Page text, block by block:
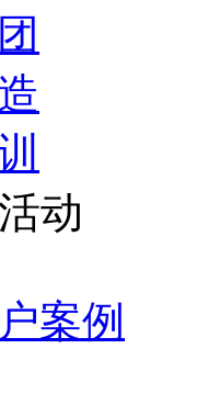
动
案例